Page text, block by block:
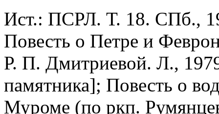
Ист.: ПСРЛ. Т. 18. СПб.,
Повесть о Петре и
Р. П. Дмитриевой. Л.,
памятника]; Повесть о
Муроме (по ркп.